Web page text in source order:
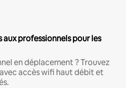
professionnels pour les
en déplacement ? Trouvez
accès wifi haut débit et